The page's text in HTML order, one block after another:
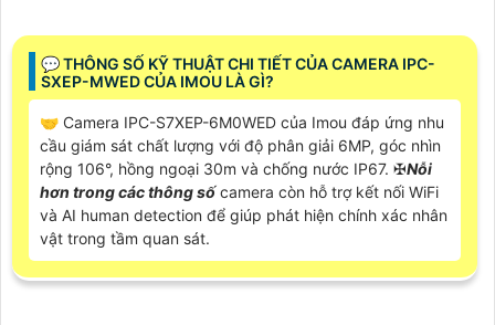
️💬 THÔNG SỐ KỸ THUẬT CHI TIẾT CỦA CAMERA IPC-
SXEP-MWED CỦA IMOU LÀ GÌ?
🤝 Camera IPC-S7XEP-6M0WED của Imou đáp ứng nhu
cầu giám sát chất lượng với độ phân giải 6MP, góc nhìn
rộng 106°, hồng ngoại 30m và chống nước IP67. ✠Nỗi
hơn trong các thông sốcamera còn hỗ trợ kết nối WiFi
và AI human detection để giúp phát hiện chính xác nhân
vật trong tầm quan sát.